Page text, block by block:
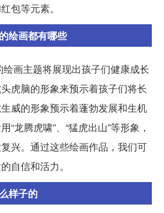
包等元素。
绘画都有哪些
画主题将展现出孩子们健康成长
虎脑的形象来预示着孩子们将长
威的形象预示着蓬勃发展和生机
“龙腾虎啸”、“猛虎出山”等形象，
兴。通过这些绘画作品，我们可
自信和活力。
样子的